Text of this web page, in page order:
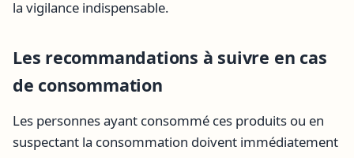
la vigilance indispensable.
Les recommandations à suivre en cas
de consommation
Les personnes ayant consommé ces produits ou en
suspectant la consommation doivent immédiatement